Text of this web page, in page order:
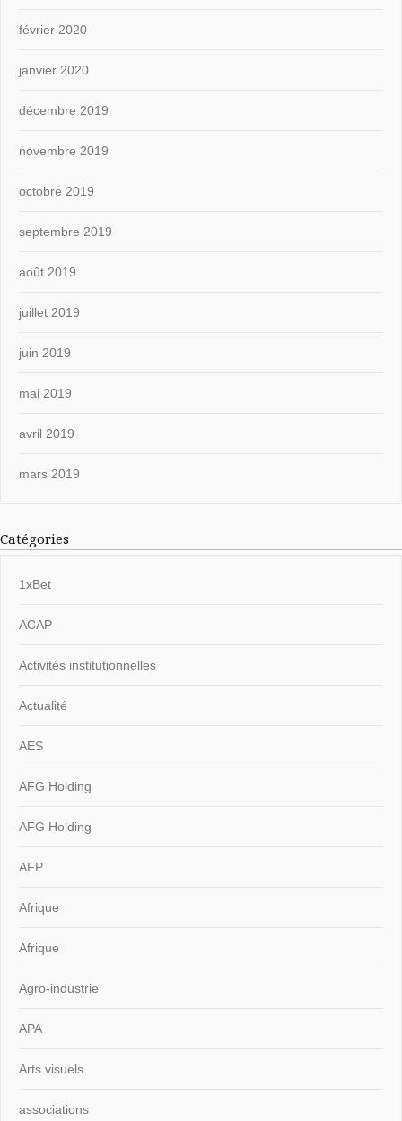
février 2020
janvier 2020
décembre 2019
novembre 2019
octobre 2019
septembre 2019
août 2019
juillet 2019
juin 2019
mai 2019
avril 2019
mars 2019
Catégories
1xBet
ACAP
Activités institutionnelles
Actualité
AES
AFG Holding
AFG Holding
AFP
Afrique
Afrique
Agro-industrie
APA
Arts visuels
associations